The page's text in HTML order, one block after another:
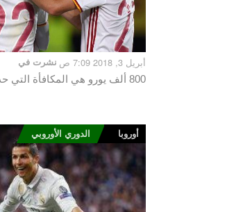
نشرت في أبريل 3, 2018 7:09 ص
800 ألف يورو هي المكافأة التي حددها الاتحاد الإسباني
أوروبا الدوري الأوروبي